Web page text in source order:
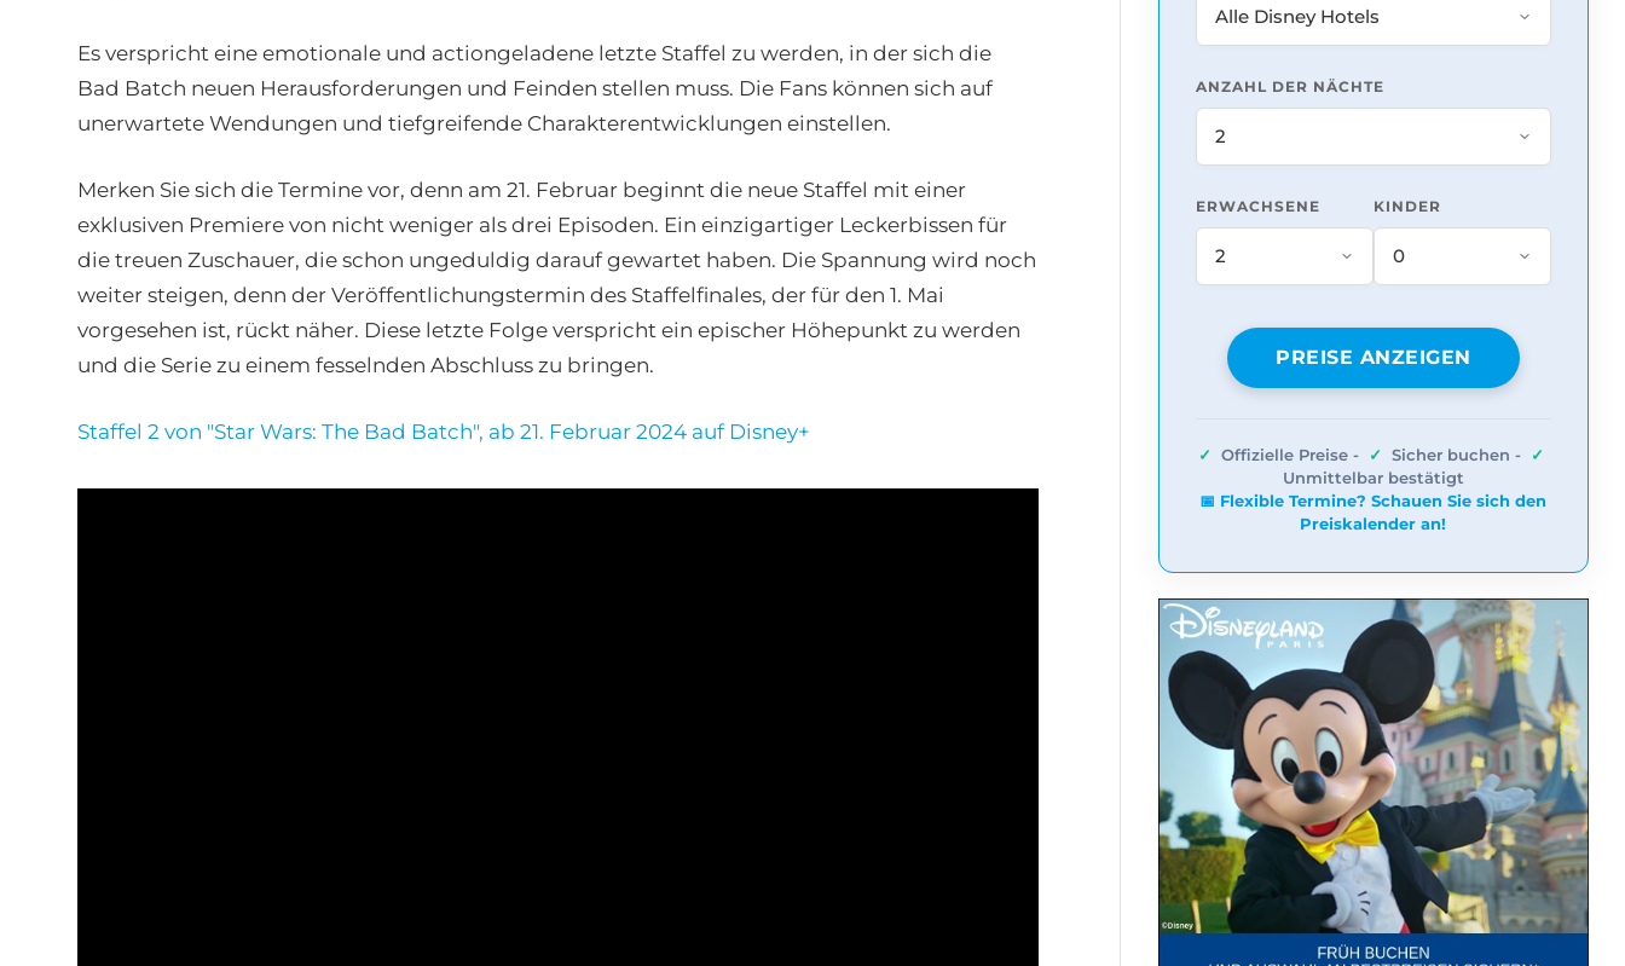
Es verspricht eine emotionale und actiongeladene letzte Staffel zu werden, in der sich die
Bad Batch neuen Herausforderungen und Feinden stellen muss. Die Fans können sich auf
unerwartete Wendungen und tiefgreifende Charakterentwicklungen einstellen.
Merken Sie sich die Termine vor, denn am 21. Februar beginnt die neue Staffel mit einer
exklusiven Premiere von nicht weniger als drei Episoden. Ein einzigartiger Leckerbissen für
die treuen Zuschauer, die schon ungeduldig darauf gewartet haben. Die Spannung wird noch
weiter steigen, denn der Veröffentlichungstermin des Staffelfinales, der für den 1. Mai
vorgesehen ist, rückt näher. Diese letzte Folge verspricht ein epischer Höhepunkt zu werden
und die Serie zu einem fesselnden Abschluss zu bringen.
Staffel 2 von "Star Wars: The Bad Batch", ab 21. Februar 2024 auf Disney+
ANZAHL DER NÄCHTE
ERWACHSENE KINDER
PREISE ANZEIGEN
✓ Offizielle Preise - ✓ Sicher buchen -
✓
Unmittelbar bestätigt
📅 Flexible Termine? Schauen Sie sich den
Preiskalender an!